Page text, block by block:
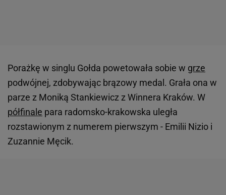
Porażkę w singlu Gołda powetowała sobie w grze
podwójnej, zdobywając brązowy medal. Grała ona w
parze z Moniką Stankiewicz z Winnera Kraków. W
półfinale para radomsko-krakowska uległa
rozstawionym z numerem pierwszym - Emilii Nizio i
Zuzannie Męcik.